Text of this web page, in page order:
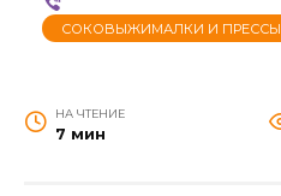
СОКОВЫЖИМАЛКИ И ПРЕССЫ
НА ЧТЕНИЕ
7 мин